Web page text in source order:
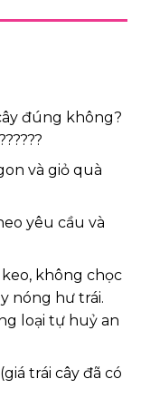
đúng không?
và giỏ quà
yêu cầu và
không chọc
nóng hư trái.
loại tự huỷ an
trái cây đã có